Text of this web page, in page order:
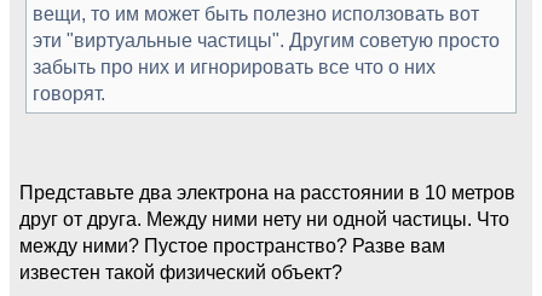
вещи, то им может быть полезно исползовать вот
эти "виртуальные частицы". Другим советую просто
забыть про них и игнорировать все что о них
говорят.
Представьте два электрона на расстоянии в 10 метров
друг от друга. Между ними нету ни одной частицы. Что
между ними? Пустое пространство? Разве вам
известен такой физический объект?